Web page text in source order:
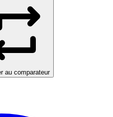
au comparateur